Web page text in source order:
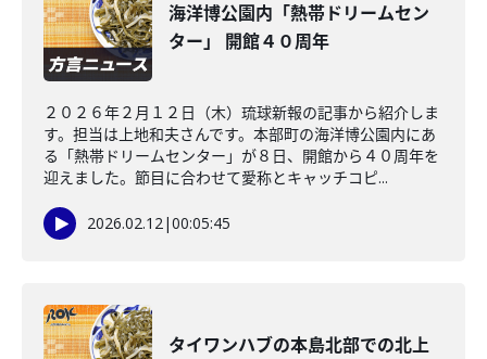
海洋博公園内「熱帯ドリームセン
ター」 開館４０周年
２０２６年２月１２日（木）琉球新報の記事から紹介しま
す。担当は上地和夫さんです。本部町の海洋博公園内にあ
る「熱帯ドリームセンター」が８日、開館から４０周年を
迎えました。節目に合わせて愛称とキャッチコピ...
2026.02.12|00:05:45
タイワンハブの本島北部での北上